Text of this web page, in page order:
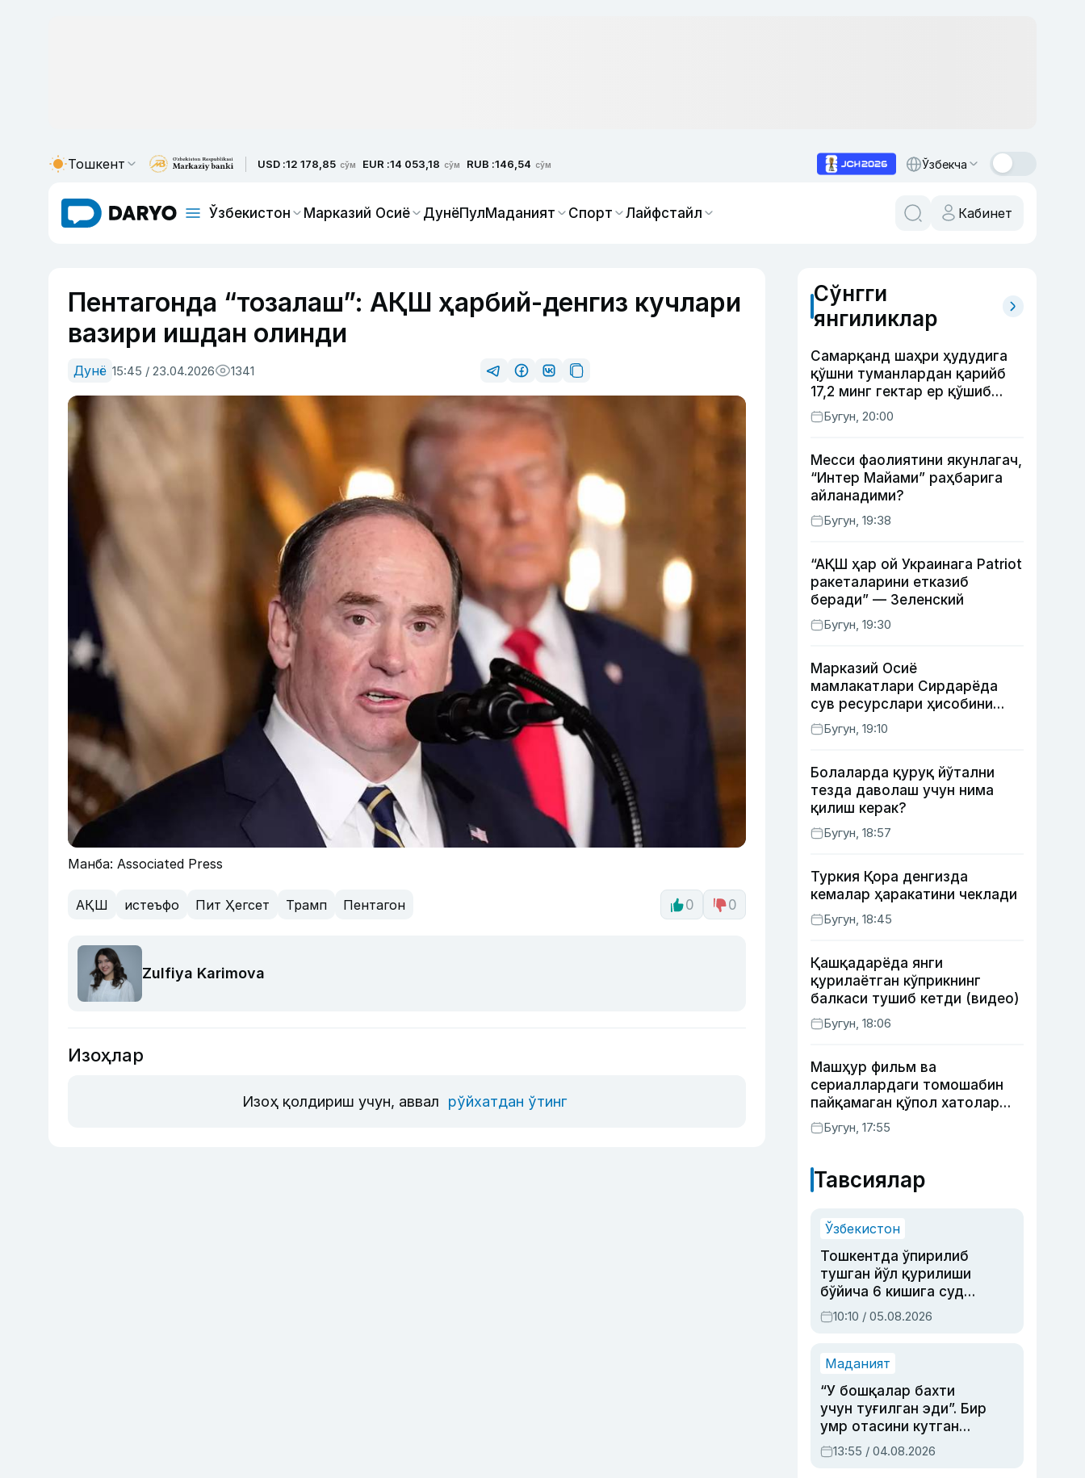
Тошкент USD :12 178,85 сўм EUR :14 053,18 сўм RUB :146,54 сўм Ўзбекча
Ўзбекистон Марказий Осиё ДунёПулМаданият Спорт Лайфстайл Кабинет
Пентагонда “тозалаш”: АҚШ ҳарбий-денгиз кучлари
вазири ишдан олинди
Дунё 15:45 / 23.04.2026 1341
Манба: Associated Press
АҚШ истеъфо Пит Ҳегсет Трамп Пентагон 0 0
Zulfiya Karimova
Изоҳлар
Изоҳ қолдириш учун, аввал рўйхатдан ўтинг
Сўнгги
янгиликлар
Самарқанд шаҳри ҳудудига
қўшни туманлардан қарийб
17,2 минг гектар ер қўшиб
берилади
Бугун, 20:00
Месси фаолиятини якунлагач,
“Интер Майами” раҳбарига
айланадими?
Бугун, 19:38
“АҚШ ҳар ой Украинага Patriot
ракеталарини етказиб
беради” — Зеленский
Бугун, 19:30
Марказий Осиё
мамлакатлари Сирдарёда
сув ресурслари ҳисобини
автоматлаштириш режасини
ишлаб чиқишни маъқуллади
Бугун, 19:10
Болаларда қуруқ йўтални
тезда даволаш учун нима
қилиш керак?
Бугун, 18:57
Туркия Қора денгизда
кемалар ҳаракатини чеклади
Бугун, 18:45
Қашқадарёда янги
қурилаётган кўприкнинг
балкаси тушиб кетди (видео)
Бугун, 18:06
Машҳур фильм ва
сериаллардаги томошабин
пайқамаган қўпол хатолар
(фото)
Бугун, 17:55
Тавсиялар
Ўзбекистон
Тошкентда ўпирилиб
тушган йўл қурилиши
бўйича 6 кишига суд
ҳукми ўқилди
10:10 / 05.08.2026
Маданият
“У бошқалар бахти
учун туғилган эди”. Бир
умр отасини кутган
актриса ва дубльяж
устаси Римма
13:55 / 04.08.2026